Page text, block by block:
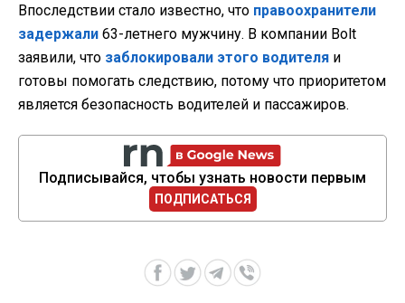
Впоследствии стало известно, что правоохранители
задержали 63-летнего мужчину. В компании Bolt
заявили, что заблокировали этого водителя и
готовы помогать следствию, потому что приоритетом
является безопасность водителей и пассажиров.
Подписывайся, чтобы узнать новости первым
ПОДПИСАТЬСЯ